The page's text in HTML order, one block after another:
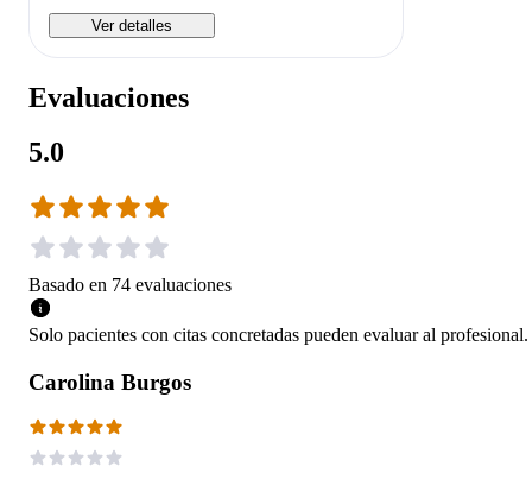
Ver detalles
Evaluaciones
5.0
Basado en 74 evaluaciones
Solo pacientes con citas concretadas pueden evaluar al profesional.
Carolina Burgos